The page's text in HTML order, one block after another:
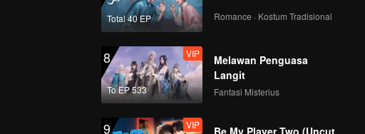
Total 40 EP Romance · Kostum Tradisional
8
To EP 533
VIP
Melawan Penguasa
Langit
Fantasi Misterius
9 VIP
Be My Player Two (Uncut